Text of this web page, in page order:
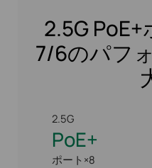
2.5G
7/6のパフ
2.5G
PoE+
ポート×8